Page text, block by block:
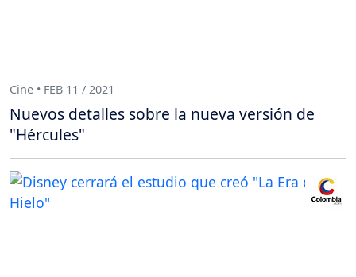
Cine • FEB 11 / 2021
Nuevos detalles sobre la nueva versión de
"Hércules"